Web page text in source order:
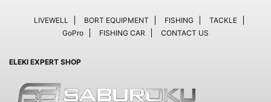
LIVEWELL BORT EQUIPMENT FISHING
TACKLE
GoPro
FISHING CAR CONTACT US
ELEKI EXPERT SHOP